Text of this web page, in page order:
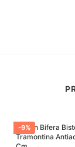
-9%
Sarten Bifera
Tramontina